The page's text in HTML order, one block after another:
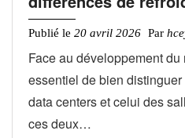
Publié le 20 avril 2026 Par
Face au développement
essentiel de bien
data centers et celui des
ces deux…